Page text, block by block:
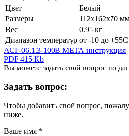
Цвет
Белый
Размеры
112х162х70 мм
Вес
0.95 кг
Диапазон температур от -10 до +55С
АСР-06.1.3-100В МЕТА инструкция
PDF 415 Kb
Вы можете задать свой вопрос по
Задать вопрос:
Чтобы добавить свой вопрос,
ниже.
Ваше имя *